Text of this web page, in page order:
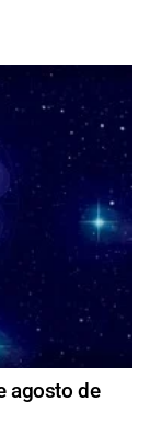
agosto de